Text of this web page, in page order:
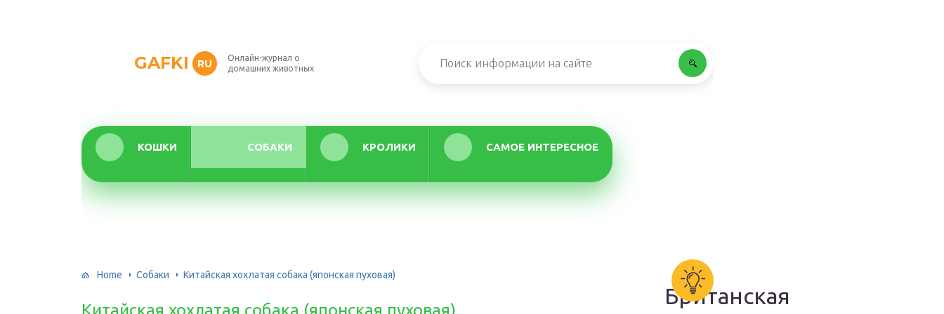
GAFKI RU
Онлайн-журнал о
домашних животных
КОШКИ СОБАКИ КРОЛИКИ САМОЕ ИНТЕРЕСНОЕ
Home Собаки Китайская хохлатая собака (японская пуховая)
Китайская хохлатая собака (японская пуховая)
Британская